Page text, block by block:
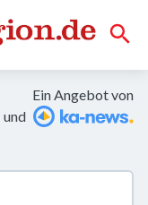
Ein Angebot von
und